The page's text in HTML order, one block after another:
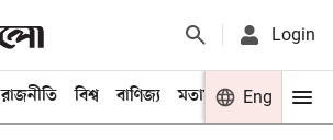
Login
রাজনীতি বিশ্ব বাণিজ্য মতামত খেলা
Eng